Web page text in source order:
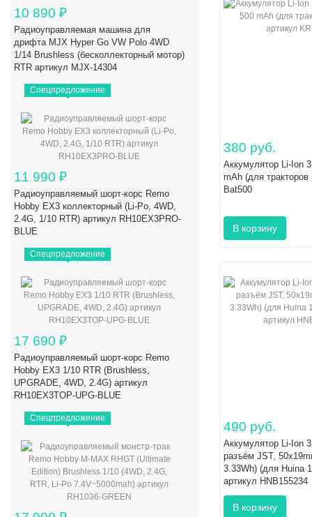
10 890 ₽
Радиоуправляемая машина для
дрифта MJX Hyper Go VW Polo 4WD
1/14 Brushless (бесколлекторный мотор)
RTR артикул MJX-14304
Спецпредложение
11 990 ₽
Радиоуправляемый шорт-корс Remo
Hobby EX3 коллекторный (Li-Po, 4WD,
2.4G, 1/10 RTR) артикул RH10EX3PRO-
BLUE
Спецпредложение
17 690 ₽
Радиоуправляемый шорт-корс Remo
Hobby EX3 1/10 RTR (Brushless,
UPGRADE, 4WD, 2.4G) артикул
RH10EX3TOP-UPG-BLUE
Спецпредложение
380 руб.
Аккумулятор Li-Ion
mAh (для
Bat500
490 руб.
Аккумулятор Li-Ion
разъём JST,
3.33Wh) (для Huina
артикул HNB155234